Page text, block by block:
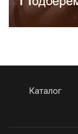
Каталог